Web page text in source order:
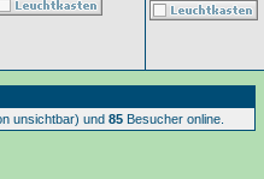
unsichtbar) und 85Besucher online.